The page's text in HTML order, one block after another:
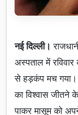
नई दिल्ली।
अस्पताल में
से हड़कंप मच गया।
का विश्वास
पाकर मासूम को